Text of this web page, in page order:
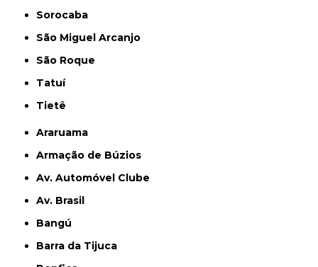
Sorocaba
São Miguel Arcanjo
São Roque
Tatuí
Tietê
Araruama
Armação de Búzios
Av. Automóvel Clube
Av. Brasil
Bangú
Barra da Tijuca